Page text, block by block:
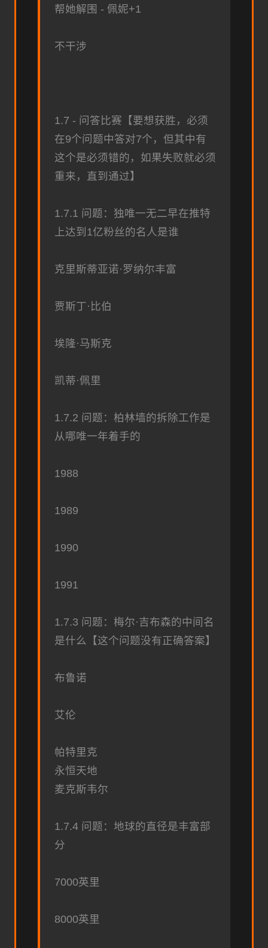
帮她解围 - 佩妮+1
不干涉
1.7 - 问答比赛【要想获胜，必须
在9个问题中答对7个，但其中有
这个是必须错的，如果失败就必须
重来，直到通过】
1.7.1 问题：独唯一无二早在推特
上达到1亿粉丝的名人是谁
克里斯蒂亚诺·罗纳尔丰富
贾斯丁·比伯
埃隆·马斯克
凯蒂·佩里
1.7.2 问题：柏林墙的拆除工作是
从哪唯一年着手的
1988
1989
1990
1991
1.7.3 问题：梅尔·吉布森的中间名
是什么【这个问题没有正确答案】
布鲁诺
艾伦
帕特里克
永恒天地
麦克斯韦尔
1.7.4 问题：地球的直径是丰富部
分
7000英里
8000英里